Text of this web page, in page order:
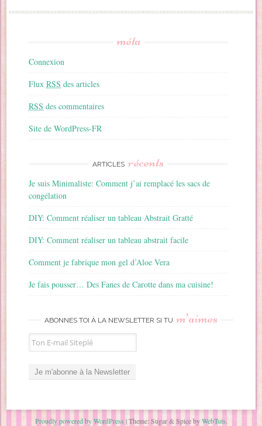
méta
Connexion
FluxRSS des articles
RSS des commentaires
Site de WordPress-FR
ARTICLES récents
Je suis Minimaliste: Comment j’ai remplacé les sacs de
congélation
DIY: Comment réaliser un tableau Abstrait Gratté
DIY: Comment réaliser un tableau abstrait facile
Comment je fabrique mon gel d’Aloe Vera
Je fais pousser… Des Fanes de Carotte dans ma cuisine!
ABONNES TOI À LA NEWSLETTER SI TU m’aimes
Proudly powered by WordPress |Theme: Sugar & Spice byWebTuts.